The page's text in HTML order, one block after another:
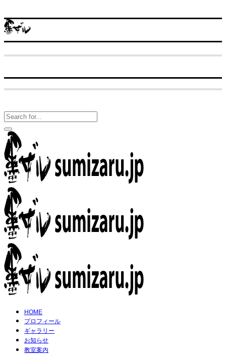
HOME
プロフィール
ギャラリー
お知らせ
教室案内